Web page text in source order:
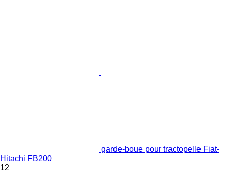
garde-boue pour tractopelle Fiat-
Hitachi FB200
12